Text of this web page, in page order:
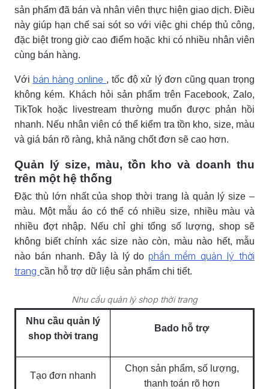
sản phẩm đã bán và nhân viên thực hiện giao dịch. Điều
này giúp hạn chế sai sót so với việc ghi chép thủ công,
đặc biệt trong giờ cao điểm hoặc khi có nhiều nhân viên
cùng bán hàng.
Với bán hàng online , tốc độ xử lý đơn cũng quan trọng
không kém. Khách hỏi sản phẩm trên Facebook, Zalo,
TikTok hoặc livestream thường muốn được phản hồi
nhanh. Nếu nhân viên có thể kiểm tra tồn kho, size, màu
và giá bán rõ ràng, khả năng chốt đơn sẽ cao hơn.
Quản lý size, màu, tồn kho và doanh thu
trên một hệ thống
Đặc thù lớn nhất của shop thời trang là quản lý size –
màu. Một mẫu áo có thể có nhiều size, nhiều màu và
nhiều đợt nhập. Nếu chỉ ghi tổng số lượng, shop sẽ
không biết chính xác size nào còn, màu nào hết, mẫu
nào bán nhanh. Đây là lý dophần mềm quản lý thời
trang cần hỗ trợ dữ liệu sản phẩm chi tiết.
Nhu cầu quản lý shop thời trang
Nhu cầu quản lý
shop thời trang
Bado hỗ trợ
Tạo đơn nhanh
Chọn sản phẩm, số lượng,
thanh toán rõ hơn